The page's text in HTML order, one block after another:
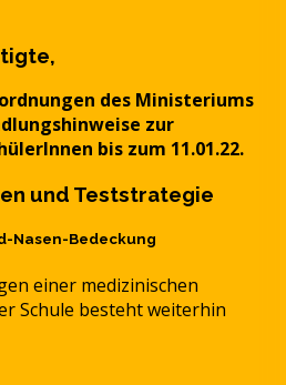
des Ministeriums
zur
bis zum 11.01.22.
und Teststrategie
Nasen-Bedeckung
einer medizinischen
Schule besteht weiterhin